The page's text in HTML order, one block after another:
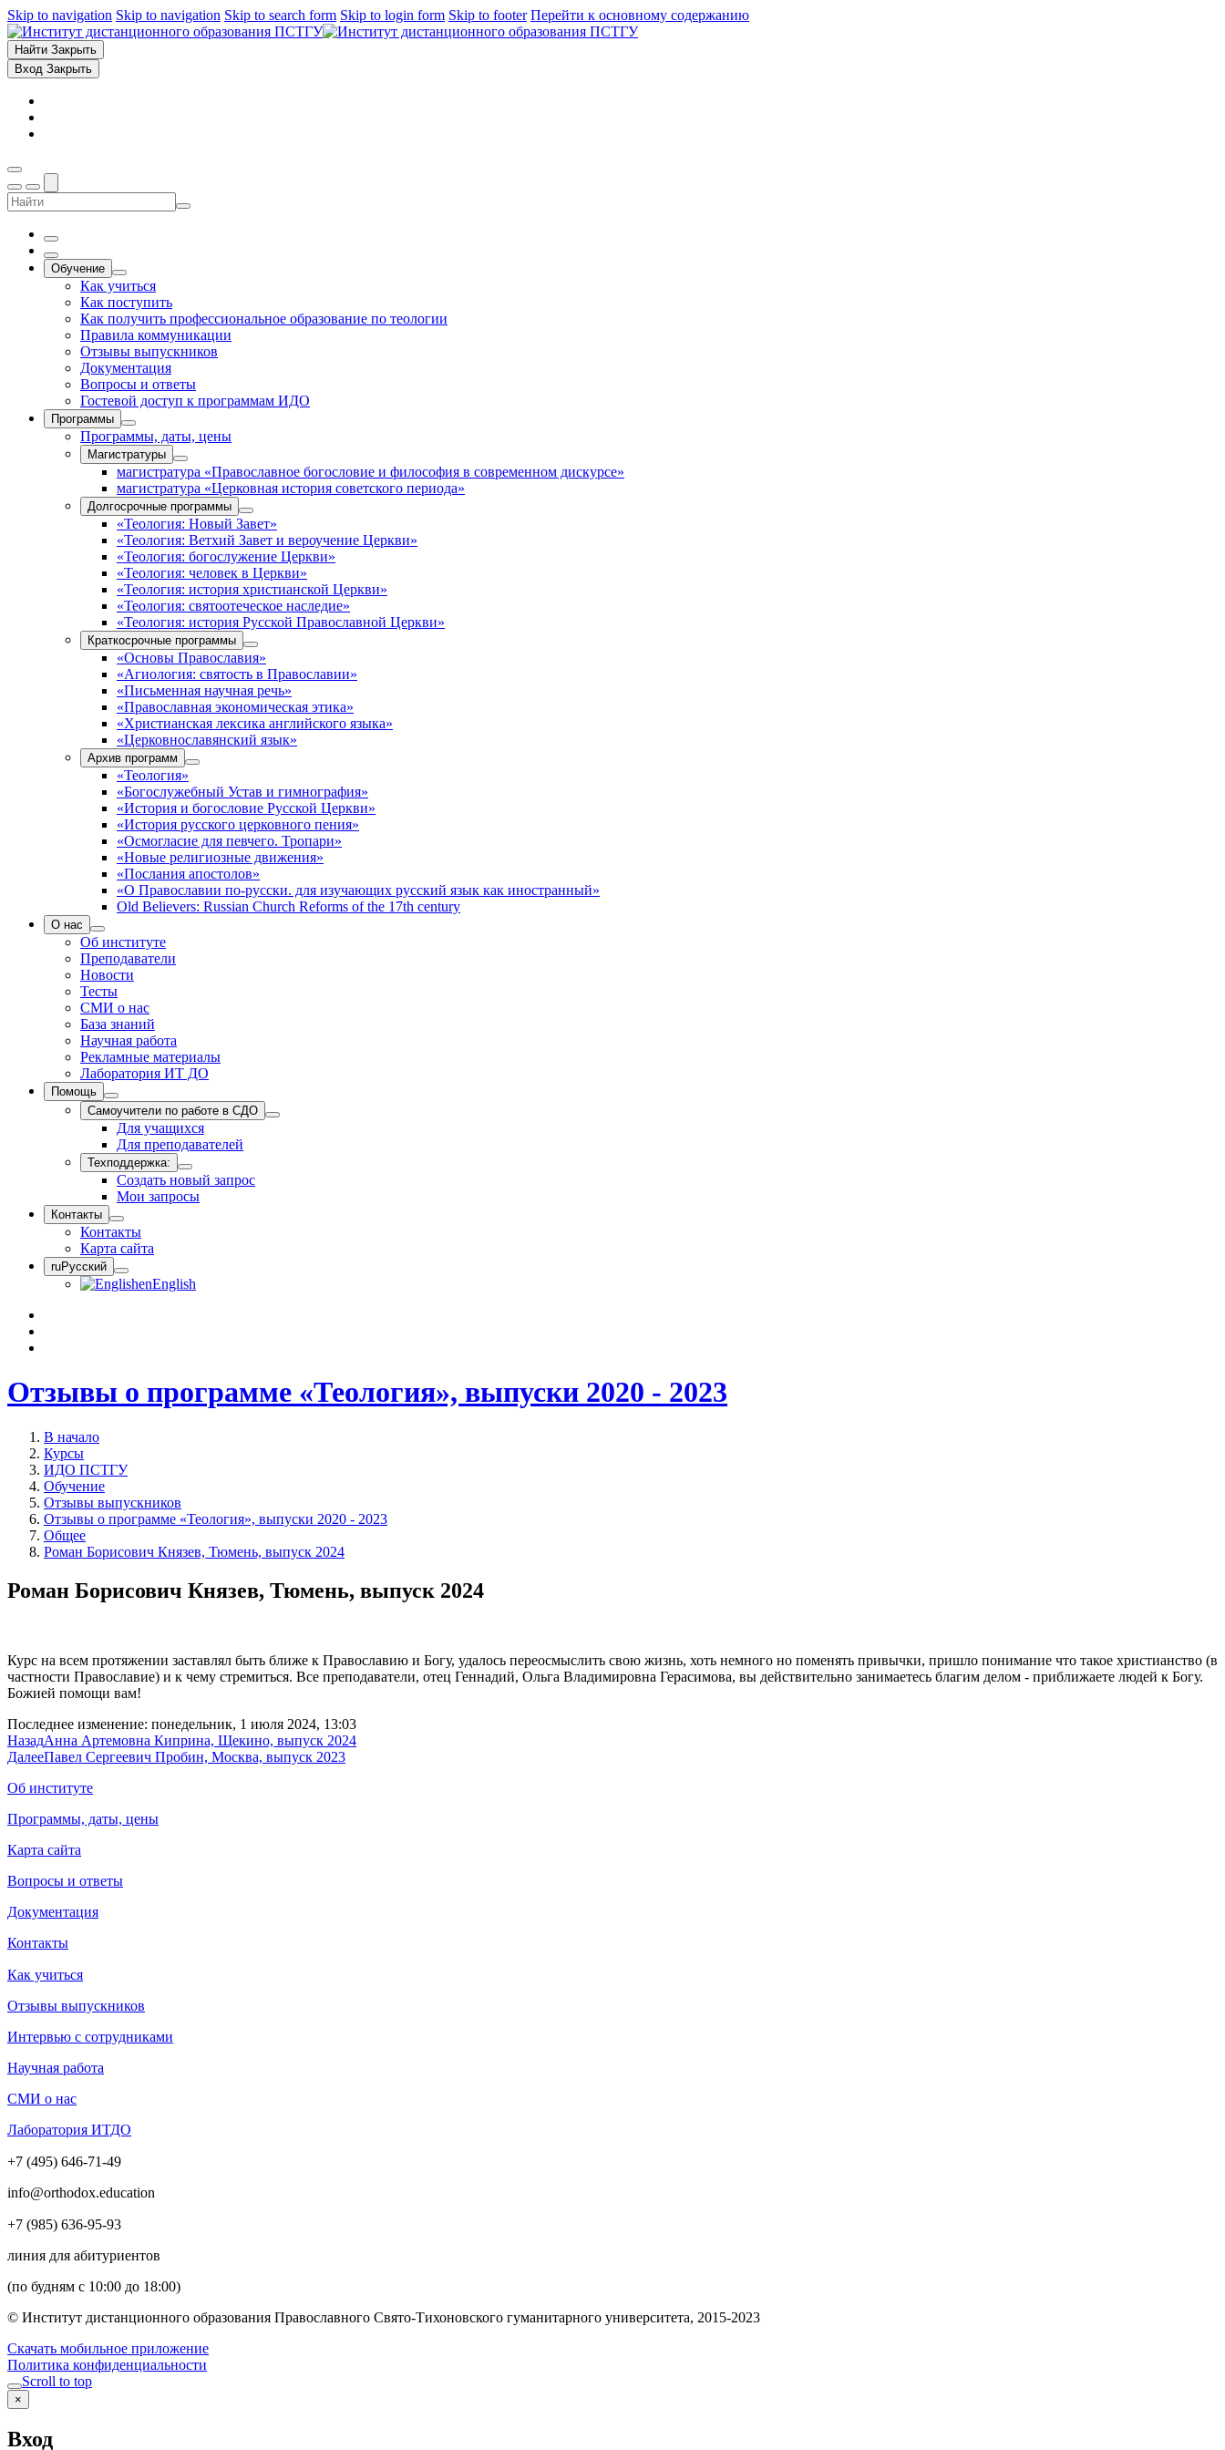
Skip to navigation Skip to navigation Skip to search form Skip to login form Skip to footer Перейти к основному содержанию
Найти Закрыть
Вход Закрыть
Обучение
Как учиться
Как поступить
Как получить профессиональное образование по теологии
Правила коммуникации
Отзывы выпускников
Документация
Вопросы и ответы
Гостевой доступ к программам ИДО
Программы
Программы, даты, цены
Магистратуры
магистратура «Православное богословие и философия в современном дискурсе»
магистратура «Церковная история советского периода»
Долгосрочные программы
«Теология: Новый Завет»
«Теология: Ветхий Завет и вероучение Церкви»
«Теология: богослужение Церкви»
«Теология: человек в Церкви»
«Теология: история христианской Церкви»
«Теология: святоотеческое наследие»
«Теология: история Русской Православной Церкви»
Краткосрочные программы
«Основы Православия»
«Агиология: святость в Православии»
«Письменная научная речь»
«Православная экономическая этика»
«Христианская лексика английского языка»
«Церковнославянский язык»
Архив программ
«Теология»
«Богослужебный Устав и гимнография»
«История и богословие Русской Церкви»
«История русского церковного пения»
«Осмогласие для певчего. Тропари»
«Новые религиозные движения»
«Послания апостолов»
«О Православии по-русски. для изучающих русский язык как иностранный»
Old Believers: Russian Church Reforms of the 17th century
О нас
Об институте
Преподаватели
Новости
Тесты
СМИ о нас
База знаний
Научная работа
Рекламные материалы
Лаборатория ИТ ДО
Помощь
Самоучители по работе в СДО
Для учащихся
Для преподавателей
Техподдержка:
Создать новый запрос
Мои запросы
Контакты
Контакты
Карта сайта
ruРусский
enEnglish
Отзывы о программе «Теология», выпуски 2020 - 2023
В начало
Курсы
ИДО ПСТГУ
Обучение
Отзывы выпускников
Отзывы о программе «Теология», выпуски 2020 - 2023
Общее
Роман Борисович Князев, Тюмень, выпуск 2024
Роман Борисович Князев, Тюмень, выпуск 2024
Курс на всем протяжении заставлял быть ближе к Православию и Богу, удалось переосмыслить свою жизнь, хоть немного но поменять привычки, пришло понимание что такое христианство (в
частности Православие) и к чему стремиться. Все преподаватели, отец Геннадий, Ольга Владимировна Герасимова, вы действительно занимаетесь благим делом - приближаете людей к Богу.
Божией помощи вам!
Последнее изменение: понедельник, 1 июля 2024, 13:03
НазадАнна Артемовна Киприна, Щекино, выпуск 2024
ДалееПавел Сергеевич Пробин, Москва, выпуск 2023
Об институте
Программы, даты, цены
Карта сайта
Вопросы и ответы
Документация
Контакты
Как учиться
Отзывы выпускников
Интервью с сотрудниками
Научная работа
СМИ о нас
Лаборатория ИТДО
+7 (495) 646-71-49
info@orthodox.education
+7 (985) 636-95-93
линия для абитуриентов
(по будням с 10:00 до 18:00)
© Институт дистанционного образования Православного Свято-Тихоновского гуманитарного университета, 2015-2023
Скачать мобильное приложение
Политика конфиденциальности
Scroll to top
×
Вход